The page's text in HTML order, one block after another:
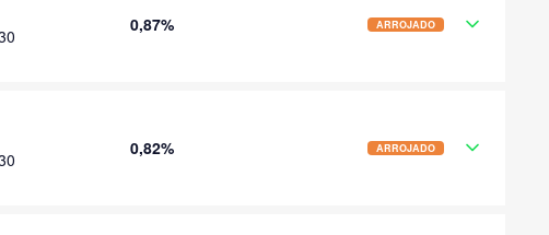
0,87% ARROJADO
0,82% ARROJADO